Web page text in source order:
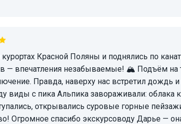
— впечатления незабываемые! 🏔️ Подъём
Правда, наверху нас встретил дождь
виды с пика Альпика завораживали: облака
открывались суровые горные
Огромное спасибо экскурсоводу Дарье —